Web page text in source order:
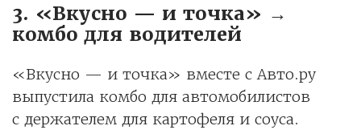
3. «Вкусно — и точка» →
комбо для водителей
«Вкусно — и точка» вместе с Авто.ру
выпустила комбо для автомобилистов
с держателем для картофеля и соуса.